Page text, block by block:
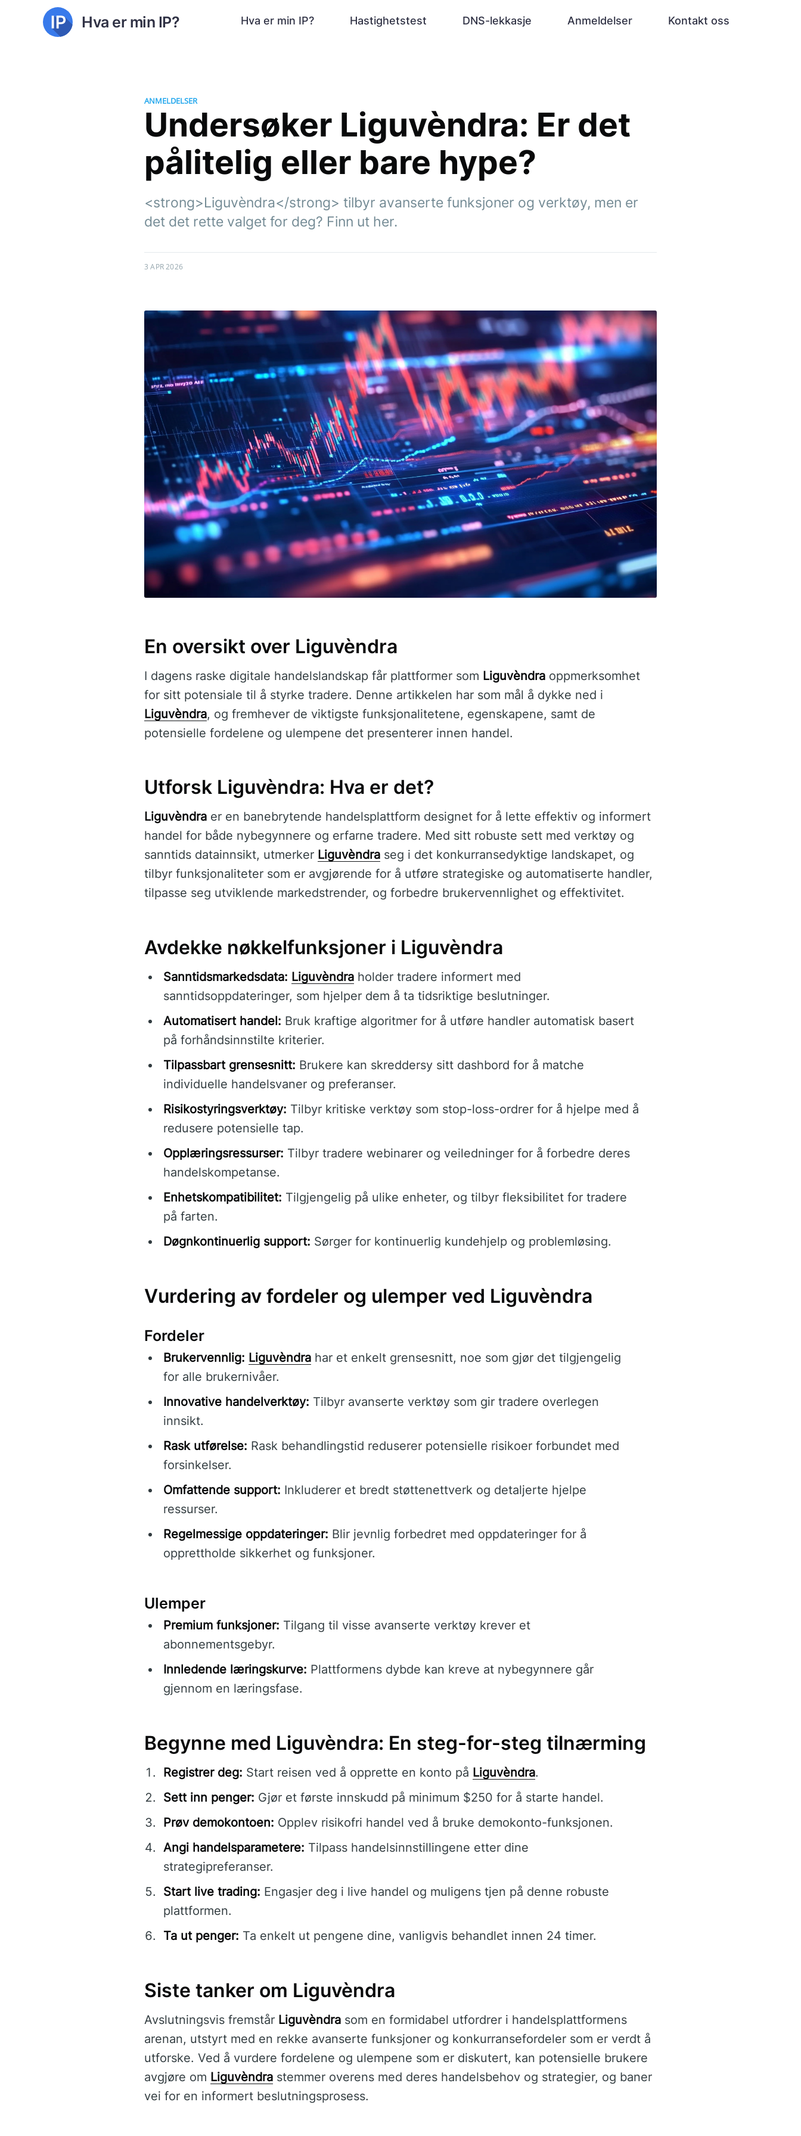
Hva er min IP? Hva er min IP? Hastighetstest DNS-lekkasje Anmeldelser Kontakt oss
ANMELDELSER
Undersøker Liguvèndra: Er det
pålitelig eller bare hype?
<strong>Liguvèndra</strong> tilbyr avanserte funksjoner og verktøy, men er
det det rette valget for deg? Finn ut her.
3 APR 2026
En oversikt over Liguvèndra
I dagens raske digitale handelslandskap får plattformer som Liguvèndra oppmerksomhet
for sitt potensiale til å styrke tradere. Denne artikkelen har som mål å dykke ned i
Liguvèndra, og fremhever de viktigste funksjonalitetene, egenskapene, samt de
potensielle fordelene og ulempene det presenterer innen handel.
Utforsk Liguvèndra: Hva er det?
Liguvèndra er en banebrytende handelsplattform designet for å lette effektiv og informert
handel for både nybegynnere og erfarne tradere. Med sitt robuste sett med verktøy og
sanntids datainnsikt, utmerker Liguvèndra seg i det konkurransedyktige landskapet, og
tilbyr funksjonaliteter som er avgjørende for å utføre strategiske og automatiserte handler,
tilpasse seg utviklende markedstrender, og forbedre brukervennlighet og effektivitet.
Avdekke nøkkelfunksjoner i Liguvèndra
Sanntidsmarkedsdata: Liguvèndra holder tradere informert med
sanntidsoppdateringer, som hjelper dem å ta tidsriktige beslutninger.
Automatisert handel: Bruk kraftige algoritmer for å utføre handler automatisk basert
på forhåndsinnstilte kriterier.
Tilpassbart grensesnitt: Brukere kan skreddersy sitt dashbord for å matche
individuelle handelsvaner og preferanser.
Risikostyringsverktøy: Tilbyr kritiske verktøy som stop-loss-ordrer for å hjelpe med å
redusere potensielle tap.
Opplæringsressurser: Tilbyr tradere webinarer og veiledninger for å forbedre deres
handelskompetanse.
Enhetskompatibilitet: Tilgjengelig på ulike enheter, og tilbyr fleksibilitet for tradere
på farten.
Døgnkontinuerlig support: Sørger for kontinuerlig kundehjelp og problemløsing.
Vurdering av fordeler og ulemper ved Liguvèndra
Fordeler
Brukervennlig: Liguvèndra har et enkelt grensesnitt, noe som gjør det tilgjengelig
for alle brukernivåer.
Innovative handelverktøy: Tilbyr avanserte verktøy som gir tradere overlegen
innsikt.
Rask utførelse: Rask behandlingstid reduserer potensielle risikoer forbundet med
forsinkelser.
Omfattende support: Inkluderer et bredt støttenettverk og detaljerte hjelpe
ressurser.
Regelmessige oppdateringer: Blir jevnlig forbedret med oppdateringer for å
opprettholde sikkerhet og funksjoner.
Ulemper
Premium funksjoner: Tilgang til visse avanserte verktøy krever et
abonnementsgebyr.
Innledende læringskurve: Plattformens dybde kan kreve at nybegynnere går
gjennom en læringsfase.
Begynne med Liguvèndra: En steg-for-steg tilnærming
Registrer deg: Start reisen ved å opprette en konto på Liguvèndra.
Sett inn penger: Gjør et første innskudd på minimum $250 for å starte handel.
Prøv demokontoen: Opplev risikofri handel ved å bruke demokonto-funksjonen.
Angi handelsparametere: Tilpass handelsinnstillingene etter dine
strategipreferanser.
Start live trading: Engasjer deg i live handel og muligens tjen på denne robuste
plattformen.
Ta ut penger: Ta enkelt ut pengene dine, vanligvis behandlet innen 24 timer.
Siste tanker om Liguvèndra
Avslutningsvis fremstår Liguvèndra som en formidabel utfordrer i handelsplattformens
arenan, utstyrt med en rekke avanserte funksjoner og konkurransefordeler som er verdt å
utforske. Ved å vurdere fordelene og ulempene som er diskutert, kan potensielle brukere
avgjøre om Liguvèndra stemmer overens med deres handelsbehov og strategier, og baner
vei for en informert beslutningsprosess.